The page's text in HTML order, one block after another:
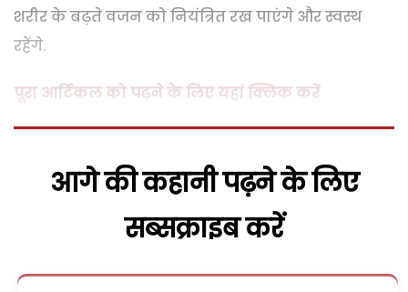
शरीर के बढ़ते वजन को नियंत्रित रख पाएंगे और स्वस्थ
रहेंगे.
पूरा आर्टिकल को पढ़ने के लिए यहां क्लिक करें
आगे की कहानी पढ़ने के लिए
सब्सक्राइब करें